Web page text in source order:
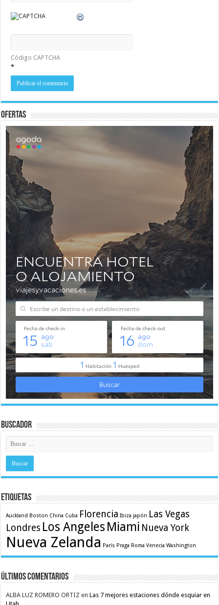
Código CAPTCHA
*
Ofertas
Buscador
Etiquetas
Auckland Boston China Cuba Florencia Ibiza japón Las Vegas
Londres Los Angeles Miami Nueva York
Nueva Zelanda París Praga Roma Venecia Washington
Últimos comentarios
ALBA LUZ ROMERO ORTIZ enLas 7 mejores estaciones dónde esquiar en